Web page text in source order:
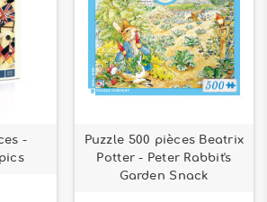
-
Puzzle 500 pièces Beatrix
Potter - Peter Rabbit's
Garden Snack